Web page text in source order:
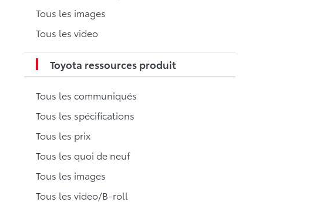
Tous les images
Tous les video
Toyota ressources produit
Tous les communiqués
Tous les spécifications
Tous les prix
Tous les quoi de neuf
Tous les images
Tous les video/B-roll